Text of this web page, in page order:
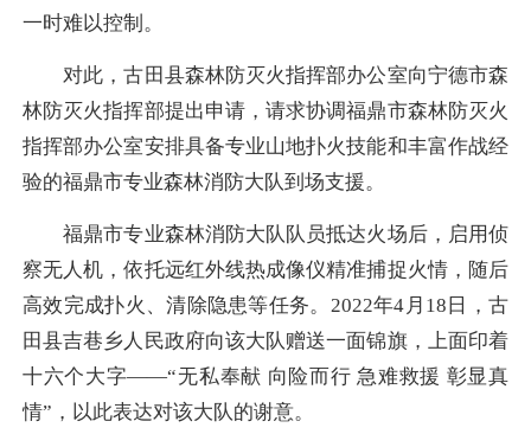
一时难以控制。
对此，古田县森林防灭火指挥部办公室向宁德市森
林防灭火指挥部提出申请，请求协调福鼎市森林防灭火
指挥部办公室安排具备专业山地扑火技能和丰富作战经
验的福鼎市专业森林消防大队到场支援。
福鼎市专业森林消防大队队员抵达火场后，启用侦
察无人机，依托远红外线热成像仪精准捕捉火情，随后
高效完成扑火、清除隐患等任务。2022年4月18日，古
田县吉巷乡人民政府向该大队赠送一面锦旗，上面印着
十六个大字——“无私奉献 向险而行 急难救援 彰显真
情”，以此表达对该大队的谢意。